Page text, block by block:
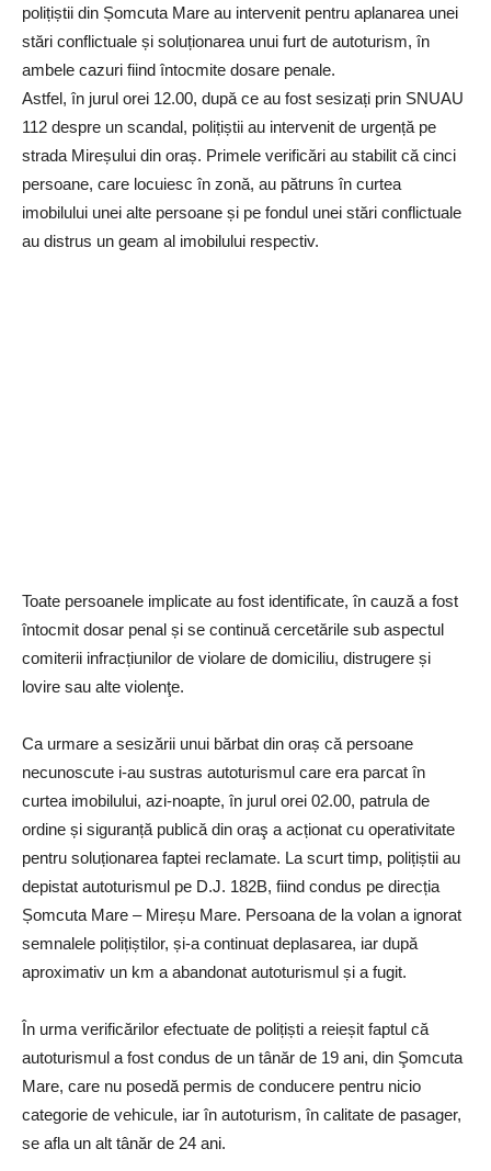
polițiștii din Șomcuta Mare au intervenit pentru aplanarea unei
stări conflictuale și soluționarea unui furt de autoturism, în
ambele cazuri fiind întocmite dosare penale.
Astfel, în jurul orei 12.00, după ce au fost sesizați prin SNUAU
112 despre un scandal, polițiștii au intervenit de urgență pe
strada Mireșului din oraș. Primele verificări au stabilit că cinci
persoane, care locuiesc în zonă, au pătruns în curtea
imobilului unei alte persoane și pe fondul unei stări conflictuale
au distrus un geam al imobilului respectiv.
Toate persoanele implicate au fost identificate, în cauză a fost
întocmit dosar penal și se continuă cercetările sub aspectul
comiterii infracțiunilor de violare de domiciliu, distrugere și
lovire sau alte violenţe.
Ca urmare a sesizării unui bărbat din oraș că persoane
necunoscute i-au sustras autoturismul care era parcat în
curtea imobilului, azi-noapte, în jurul orei 02.00, patrula de
ordine și siguranță publică din oraş a acționat cu operativitate
pentru soluționarea faptei reclamate. La scurt timp, polițiștii au
depistat autoturismul pe D.J. 182B, fiind condus pe direcția
Șomcuta Mare – Mireșu Mare. Persoana de la volan a ignorat
semnalele polițiștilor, și-a continuat deplasarea, iar după
aproximativ un km a abandonat autoturismul și a fugit.
În urma verificărilor efectuate de polițiști a reieșit faptul că
autoturismul a fost condus de un tânăr de 19 ani, din Şomcuta
Mare, care nu posedă permis de conducere pentru nicio
categorie de vehicule, iar în autoturism, în calitate de pasager,
se afla un alt tânăr de 24 ani.